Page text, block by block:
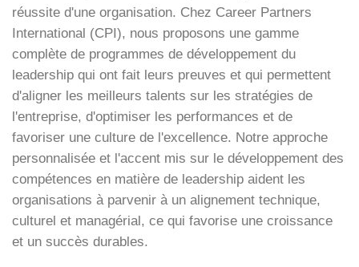
réussite d'une organisation. Chez Career Partners
International (CPI), nous proposons une gamme
complète de programmes de développement du
leadership qui ont fait leurs preuves et qui permettent
d'aligner les meilleurs talents sur les stratégies de
l'entreprise, d'optimiser les performances et de
favoriser une culture de l'excellence. Notre approche
personnalisée et l'accent mis sur le développement des
compétences en matière de leadership aident les
organisations à parvenir à un alignement technique,
culturel et managérial, ce qui favorise une croissance
et un succès durables.